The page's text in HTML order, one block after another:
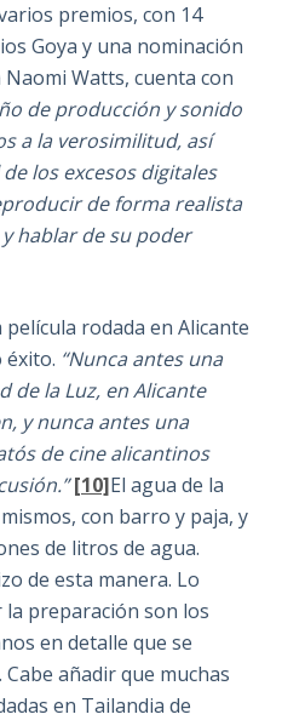
premios, con 14
Goya y una nominación
Watts, cuenta con
de producción y sonido
a la verosimilitud, así
los excesos digitales
de forma realista
hablar de su poder
rodada en Alicante
éxito. “Nunca antes una
de la Luz, en Alicante
y nunca antes una
de cine alicantinos
[10]El agua de la
con barro y paja, y
de litros de agua.
de esta manera. Lo
preparación son los
en detalle que se
añadir que muchas
en Tailandia de